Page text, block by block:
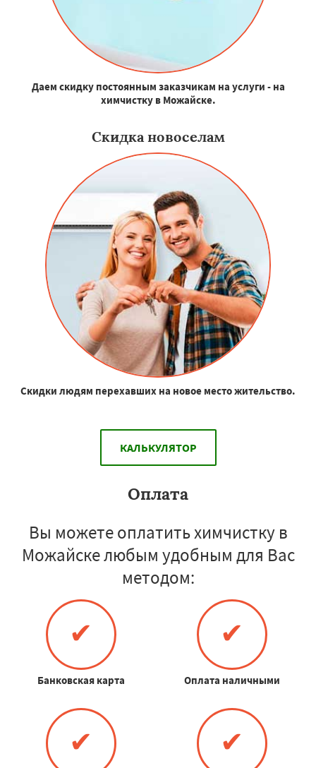
Даем скидку постоянным заказчикам на услуги - на
химчистку в Можайске.
Скидка новоселам
Скидки людям перехавших на новое место жительство.
КАЛЬКУЛЯТОР
Оплата
Вы можете оплатить химчистку в
Можайске любым удобным для Вас
методом:
✔
Банковская карта
✔
Оплата наличными
✔ ✔